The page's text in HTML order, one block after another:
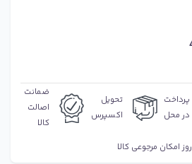
پرداخت
در محل
تحویل
اکسپرس
ضمانت
اصالت
کالا
روز امکان مرجوعی کالا